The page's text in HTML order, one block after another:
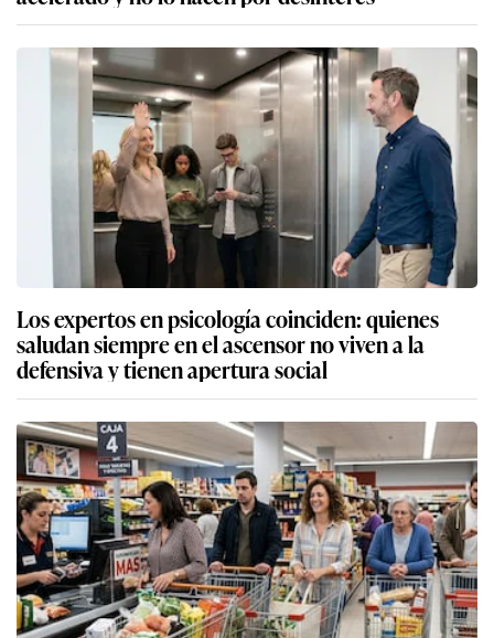
Los expertos en psicología coinciden: quienes
saludan siempre en el ascensor no viven a la
defensiva y tienen apertura social